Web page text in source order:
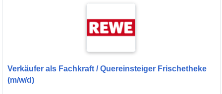
Verkäufer als Fachkraft / Quereinsteiger Frischetheke
(m/w/d)